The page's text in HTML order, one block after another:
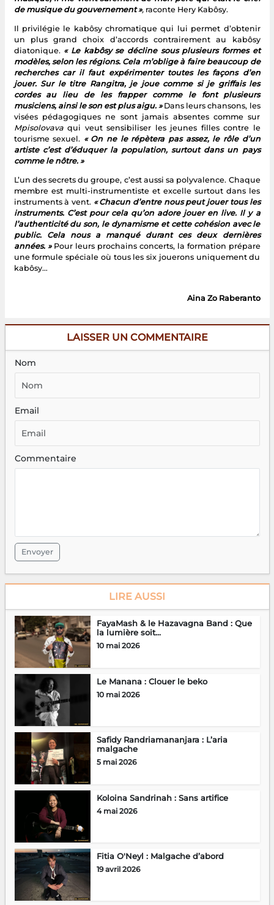
de musique du gouvernement », raconte Hery Kabôsy.
Il privilégie le kabôsy chromatique qui lui permet d’obtenir
un plus grand choix d’accords contrairement au kabôsy
diatonique. « Le kabôsy se décline sous plusieurs formes et
modèles, selon les régions. Cela m’oblige à faire beaucoup de
recherches car il faut expérimenter toutes les façons d’en
jouer. Sur le titre Rangitra, je joue comme si je griffais les
cordes au lieu de les frapper comme le font plusieurs
musiciens, ainsi le son est plus aigu. » Dans leurs chansons, les
visées pédagogiques ne sont jamais absentes comme sur
Mpisolovava qui veut sensibiliser les jeunes filles contre le
tourisme sexuel. « On ne le répètera pas assez, le rôle d’un
artiste c’est d’éduquer la population, surtout dans un pays
comme le nôtre. »
L’un des secrets du groupe, c’est aussi sa polyvalence. Chaque
membre est multi-instrumentiste et excelle surtout dans les
instruments à vent. « Chacun d’entre nous peut jouer tous les
instruments. C’est pour cela qu’on adore jouer en live. Il y a
l’authenticité du son, le dynamisme et cette cohésion avec le
public. Cela nous a manqué durant ces deux dernières
années. »Pour leurs prochains concerts, la formation prépare
une formule spéciale où tous les six jouerons uniquement du
kabôsy…
Aina Zo Raberanto
LAISSER UN COMMENTAIRE
Nom
Email
Commentaire
Envoyer
LIRE AUSSI
FayaMash & le Hazavagna Band : Que
la lumière soit...
10 mai 2026
Le Manana : Clouer le beko
10 mai 2026
Safidy Randriamananjara : L’aria
malgache
5 mai 2026
Koloina Sandrinah : Sans artifice
4 mai 2026
Fitia O'Neyl : Malgache d’abord
19 avril 2026